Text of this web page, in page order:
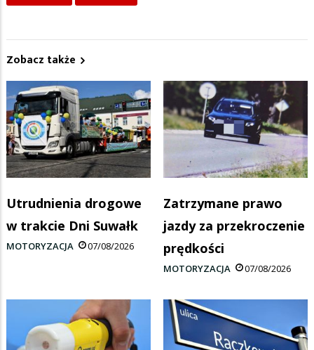
Zobacz także
Utrudnienia drogowe
w trakcie Dni Suwałk
MOTORYZACJA 07/08/2026
Zatrzymane prawo
jazdy za przekroczenie
prędkości
MOTORYZACJA 07/08/2026